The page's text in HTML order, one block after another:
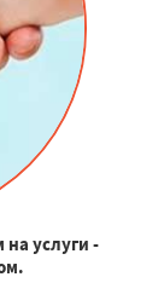
услуги -